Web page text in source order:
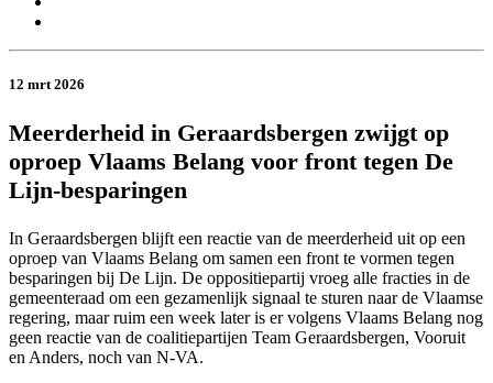
12 mrt 2026
Meerderheid in Geraardsbergen zwijgt op
oproep Vlaams Belang voor front tegen De
Lijn-besparingen
In Geraardsbergen blijft een reactie van de meerderheid uit op een
oproep van Vlaams Belang om samen een front te vormen tegen
besparingen bij De Lijn. De oppositiepartij vroeg alle fracties in de
gemeenteraad om een gezamenlijk signaal te sturen naar de Vlaamse
regering, maar ruim een week later is er volgens Vlaams Belang nog
geen reactie van de coalitiepartijen Team Geraardsbergen, Vooruit
en Anders, noch van N-VA.